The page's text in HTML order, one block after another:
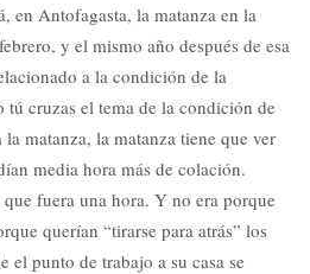
en Antofagasta, la matanza en la
y el mismo año después de esa
a la condición de la
cruzas el tema de la condición de
matanza, la matanza tiene que ver
media hora más de colación.
fuera una hora. Y no era porque
querían “tirarse para atrás” los
el punto de trabajo a su casa se